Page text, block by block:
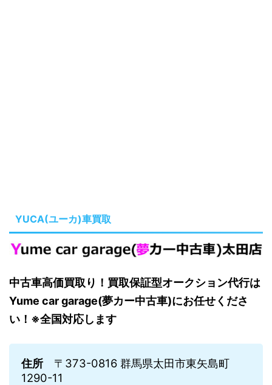
YUCA(ユーカ)車買取
中古車高価買取り！買取保証型オークション代行は
Yume car garage(夢カー中古車)にお任せくださ
い！※全国対応します
住所 〒373-0816 群馬県太田市東矢島町
1290-11